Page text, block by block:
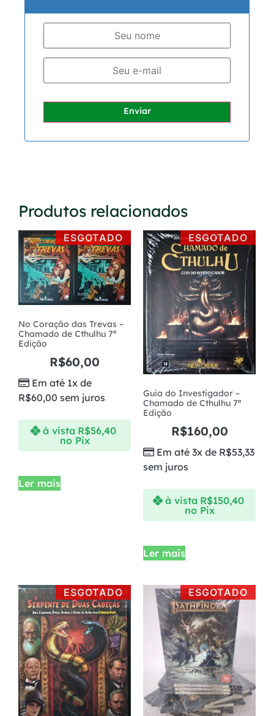
Enviar
Produtos relacionados
ESGOTADO
No Coração das Trevas –
Chamado de Cthulhu 7ª
Edição
R$60,00
Em até 1x de
R$60,00 sem juros
à vista R$56,40
no Pix
Ler mais
ESGOTADO
Guia do Investigador –
Chamado de Cthulhu 7ª
Edição
R$160,00
Em até 3x de R$53,33
sem juros
à vista R$150,40
no Pix
Ler mais
ESGOTADO ESGOTADO